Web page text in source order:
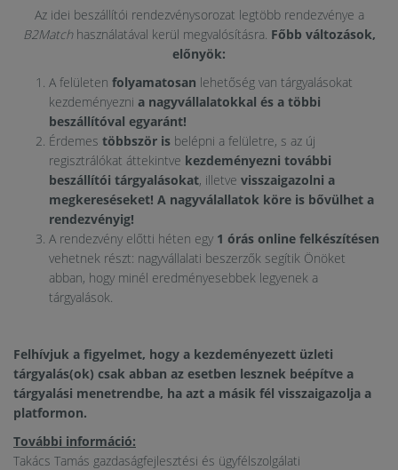
Az idei beszállítói rendezvénysorozat legtöbb rendezvénye a
B2Matchhasználatával kerül megvalósításra. Főbb változások,
előnyök:
A felületen folyamatosan lehetőség van tárgyalásokat
kezdeményezni a nagyvállalatokkal és a többi
beszállítóval egyaránt!
Érdemes többször is belépni a felületre, s az új
regisztrálókat áttekintve kezdeményezni további
beszállítói tárgyalásokat, illetve visszaigazolni a
megkereséseket! A nagyválallatok köre is bővülhet a
rendezvényig!
A rendezvény előtti héten egy 1 órás online felkészítésen
vehetnek részt: nagyvállalati beszerzők segítik Önöket
abban, hogy minél eredményesebbek legyenek a
tárgyalások.
Felhívjuk a figyelmet, hogy a kezdeményezett üzleti
tárgyalás(ok) csak abban az esetben lesznek beépítve a
tárgyalási menetrendbe, ha azt a másik fél visszaigazolja a
platformon.
További információ:
Takács Tamás gazdaságfejlesztési és ügyfélszolgálati